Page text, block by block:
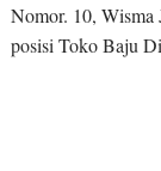
Nomor. 10, Wisma
posisi Toko Baju